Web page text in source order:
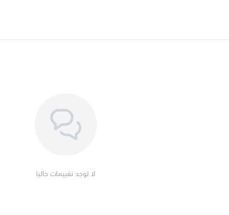
لا توجد تقييمات حاليا